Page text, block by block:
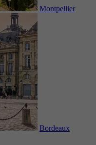
Montpellier
Bordeaux